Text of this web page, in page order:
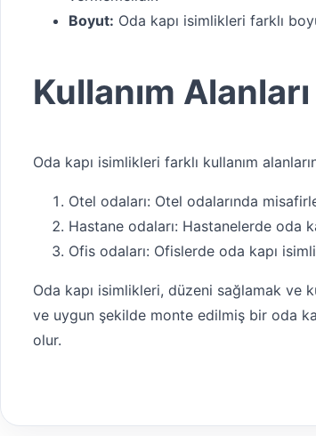
Boyut: Oda kapı isimlikleri farklı
Kullanım Alanları
Oda kapı isimlikleri farklı kullanım
Otel odaları: Otel odalarında
Hastane odaları: Hastanelerde oda
Ofis odaları: Ofislerde oda kapı
Oda kapı isimlikleri, düzeni sağlamak ve
ve uygun şekilde monte edilmiş bir oda
olur.